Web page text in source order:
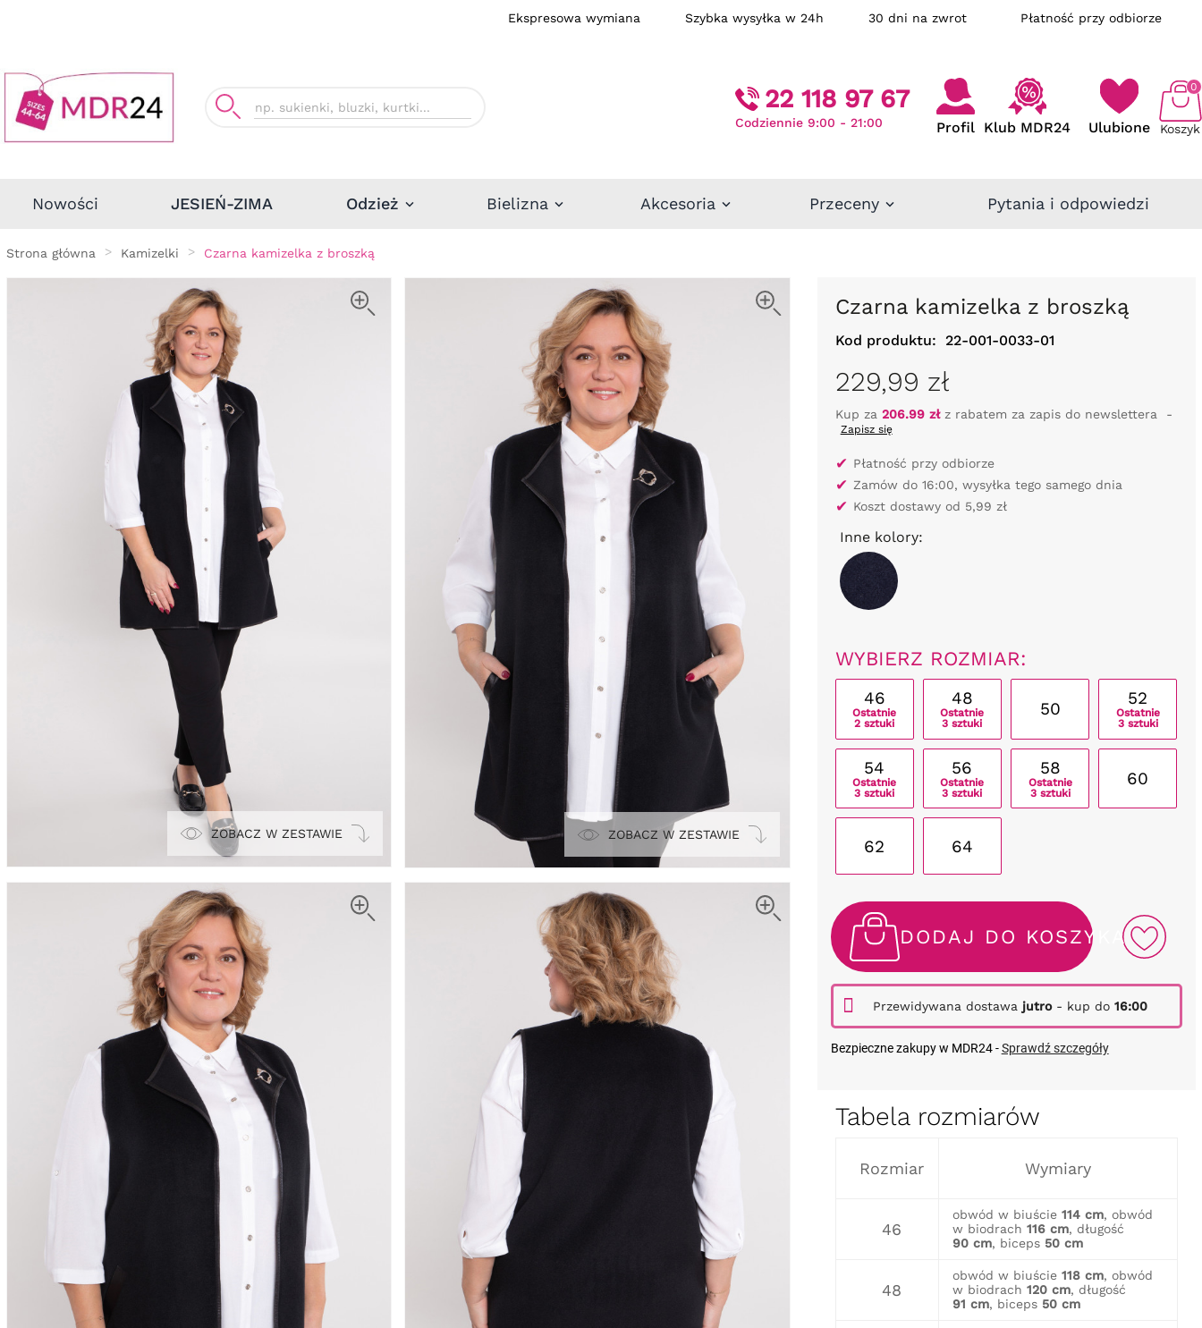
Ekspresowa wymiana Szybka wysyłka w 24h 30 dni na zwrot Płatność przy odbiorze
22 118 97 67
Codziennie 9:00 - 21:00 Profil Klub MDR24 Ulubione Koszyk
0
Nowości JESIEŃ-ZIMA Odzież Bielizna Akcesoria Przeceny Pytania i odpowiedzi
Strona główna Kamizelki Czarna kamizelka z broszką
ZOBACZ W ZESTAWIE ZOBACZ W ZESTAWIE
Czarna kamizelka z broszką
Kod produktu: 22-001-0033-01
229,99 zł
Kup za 206.99 złz rabatem za zapis do newslettera -
Zapisz się
✔ Płatność przy odbiorze
✔ Zamów do 16:00, wysyłka tego samego dnia
✔ Koszt dostawy od 5,99 zł
Inne kolory:
WYBIERZ ROZMIAR:
46
Ostatnie
2 sztuki
48
Ostatnie
3 sztuki
50
52
Ostatnie
3 sztuki
54
Ostatnie
3 sztuki
56
Ostatnie
3 sztuki
58
Ostatnie
3 sztuki
60
62 64
DODAJ DO KOSZYKA
Przewidywana dostawa jutro- kup do 16:00
Bezpieczne zakupy w MDR24 -Sprawdź szczegóły
Tabela rozmiarów
Rozmiar Wymiary
46
obwód w biuście 114 cm, obwód
w biodrach 116 cm, długość
90 cm, biceps 50 cm
48
obwód w biuście 118 cm, obwód
w biodrach 120 cm, długość
91 cm, biceps 50 cm